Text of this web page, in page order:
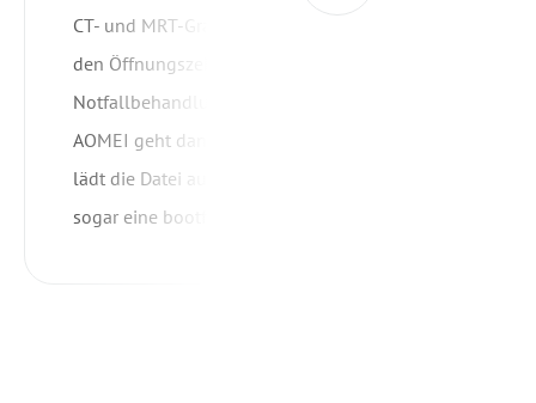
CT- und MRT-Grafiken, die wir unabhängig von
den Öffnungszeiten für einige
Notfallbehandlungen aufbewahren müssen.
AOMEI geht dann noch einen Schritt weiter und
lädt die Datei auf ein USB-Gerät oder erstellt
sogar eine bootfähige ISO-Datei.